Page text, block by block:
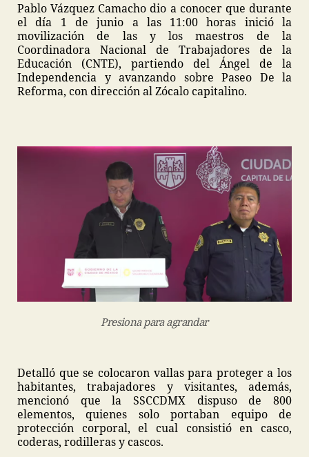
Pablo Vázquez Camacho dio a conocer que durante
el día 1 de junio a las 11:00 horas inició la
movilización de las y los maestros de la
Coordinadora Nacional de Trabajadores de la
Educación (CNTE), partiendo del Ángel de la
Independencia y avanzando sobre Paseo De la
Reforma, con dirección al Zócalo capitalino.
Presiona para agrandar
Detalló que se colocaron vallas para proteger a los
habitantes, trabajadores y visitantes, además,
mencionó que la SSCCDMX dispuso de 800
elementos, quienes solo portaban equipo de
protección corporal, el cual consistió en casco,
coderas, rodilleras y cascos.